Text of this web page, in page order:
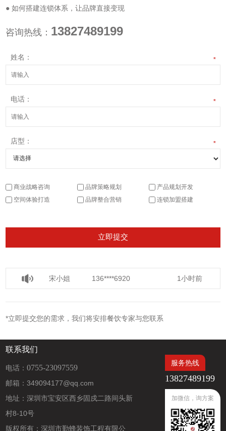
● 如何搭建连锁体系，让品牌直接变现
咨询热线： 13827489199
姓名： *
电话： *
店型： *
商业战略咨询 品牌策略规划
产品规划开发
空间体验打造
品牌整合营销 连锁加盟搭建
宋小姐 136****6920 1小时前
王小姐 182****6959
*立即提交您的需求，我们将安排餐饮专家与您联系
联系我们
电话：0755-23097559
邮箱：349094177@qq.com
地址：深圳市宝安区西乡固戍二路间头新
村8-10号
版权所有：深圳市勤蜂装饰工程有限公
服务热线
13827489199
加微信，询方案